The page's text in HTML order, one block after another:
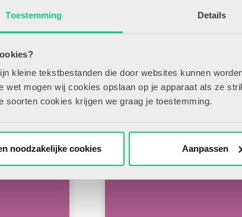
Toestemming Details
kleine tekstbestanden die door websites kunnen
wet mogen wij cookies opslaan op je apparaat als ze
soorten cookies krijgen we graag je toestemming.
noodzakelijke cookies Aanpassen
Maart